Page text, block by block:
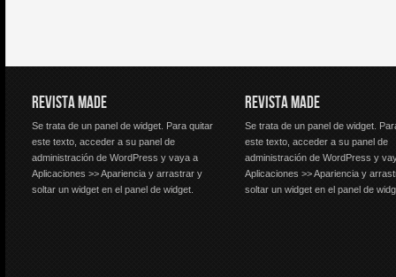
REVISTA MADE
Se trata de un panel de widget. Para quitar
este texto, acceder a su panel de
administración de WordPress y vaya a
Aplicaciones >> Apariencia y arrastrar y
soltar un widget en el panel de widget.
REVISTA MADE
Se trata de un panel de widget.
este texto, acceder a su panel de
administración de WordPress y
Aplicaciones >> Apariencia y
soltar un widget en el panel de